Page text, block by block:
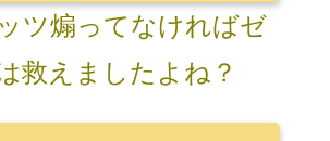
ツ煽ってなければゼ
救えましたよね？